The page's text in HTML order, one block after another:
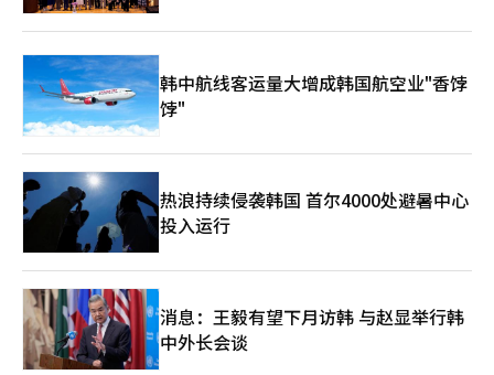
韩中航线客运量大增成韩国航空业"香饽
饽"
热浪持续侵袭韩国 首尔4000处避暑中心
投入运行
消息：王毅有望下月访韩 与赵显举行韩
中外长会谈